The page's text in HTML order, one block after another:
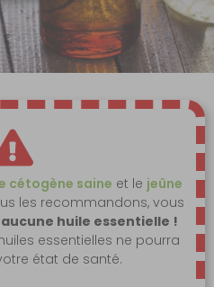
cétogène saine et le jeûne
les recommandons, vous
huile essentielle !
essentielles ne pourra
état de santé.